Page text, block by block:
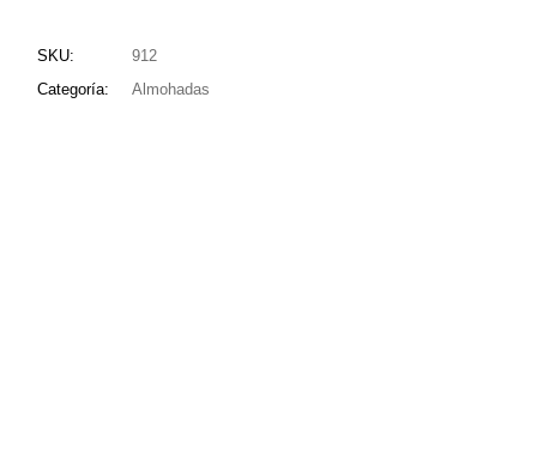
SKU:
912
Categoría:
Almohadas